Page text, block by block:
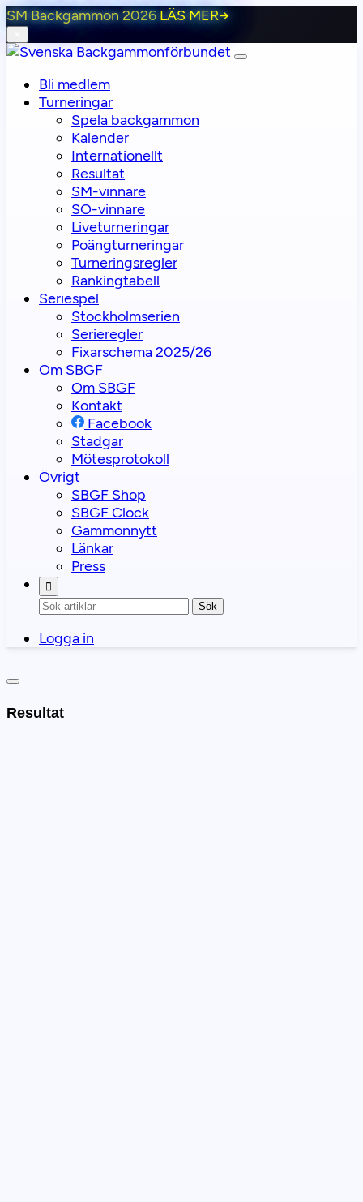
SM Backgammon 2026LÄS MER→
Bli medlem
Turneringar
Spela backgammon
Kalender
Internationellt
Resultat
SM-vinnare
SO-vinnare
Liveturneringar
Poängturneringar
Turneringsregler
Rankingtabell
Seriespel
Stockholmserien
Serieregler
Fixarschema 2025/26
Om SBGF
Om SBGF
Kontakt
Facebook
Stadgar
Mötesprotokoll
Övrigt
SBGF Shop
SBGF Clock
Gammonnytt
Länkar
Press
Sök
Logga in
Resultat